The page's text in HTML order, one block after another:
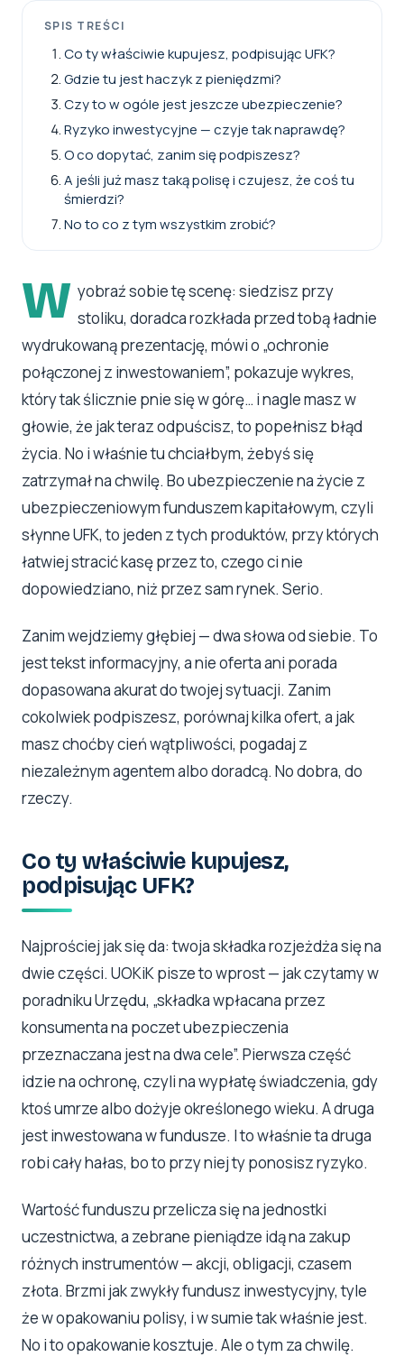
SPIS TREŚCI
Co ty właściwie kupujesz, podpisując UFK?
Gdzie tu jest haczyk z pieniędzmi?
Czy to w ogóle jest jeszcze ubezpieczenie?
Ryzyko inwestycyjne — czyje tak naprawdę?
O co dopytać, zanim się podpiszesz?
A jeśli już masz taką polisę i czujesz, że coś tu
śmierdzi?
No to co z tym wszystkim zrobić?
W yobraź sobie tę scenę: siedzisz przy
stoliku, doradca rozkłada przed tobą ładnie
wydrukowaną prezentację, mówi o „ochronie
połączonej z inwestowaniem”, pokazuje wykres,
który tak ślicznie pnie się w górę… i nagle masz w
głowie, że jak teraz odpuścisz, to popełnisz błąd
życia. No i właśnie tu chciałbym, żebyś się
zatrzymał na chwilę. Bo ubezpieczenie na życie z
ubezpieczeniowym funduszem kapitałowym, czyli
słynne UFK, to jeden z tych produktów, przy których
łatwiej stracić kasę przez to, czego ci nie
dopowiedziano, niż przez sam rynek. Serio.
Zanim wejdziemy głębiej — dwa słowa od siebie. To
jest tekst informacyjny, a nie oferta ani porada
dopasowana akurat do twojej sytuacji. Zanim
cokolwiek podpiszesz, porównaj kilka ofert, a jak
masz choćby cień wątpliwości, pogadaj z
niezależnym agentem albo doradcą. No dobra, do
rzeczy.
Co ty właściwie kupujesz,
podpisując UFK?
Najprościej jak się da: twoja składka rozjeżdża się na
dwie części. UOKiK pisze to wprost — jak czytamy w
poradniku Urzędu, „składka wpłacana przez
konsumenta na poczet ubezpieczenia
przeznaczana jest na dwa cele”. Pierwsza część
idzie na ochronę, czyli na wypłatę świadczenia, gdy
ktoś umrze albo dożyje określonego wieku. A druga
jest inwestowana w fundusze. I to właśnie ta druga
robi cały hałas, bo to przy niej ty ponosisz ryzyko.
Wartość funduszu przelicza się na jednostki
uczestnictwa, a zebrane pieniądze idą na zakup
różnych instrumentów — akcji, obligacji, czasem
złota. Brzmi jak zwykły fundusz inwestycyjny, tyle
że w opakowaniu polisy, i w sumie tak właśnie jest.
No i to opakowanie kosztuje. Ale o tym za chwilę.